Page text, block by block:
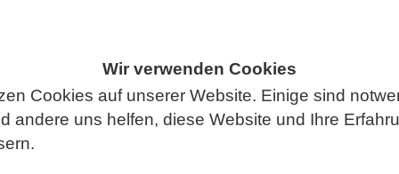
Wir verwenden Cookies
Cookies auf unserer Website. Einige sind
andere uns helfen, diese Website und Ihre
RHEINLAND-PFALZ NEWS AUS RHEINLAND-PFALZ